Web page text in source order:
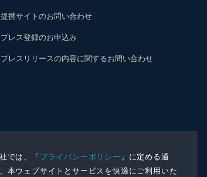
では、「 プライバシーポリシー 」に定める通
本ウェブサイトとサービスを快適にご利用いた
提携サイトのお問い合わせ
プレス登録のお申込み
プレスリリースの内容に関するお問い合わせ